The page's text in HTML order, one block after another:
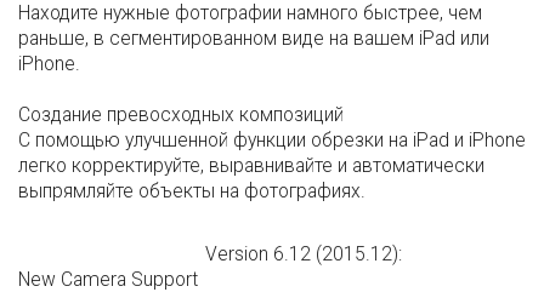
Находите нужные фотографии намного быстрее, чем
раньше, в сегментированном виде на вашем iPad или
iPhone.
Создание превосходных композиций
С помощью улучшенной функции обрезки на iPad и iPhone
легко корректируйте, выравнивайте и автоматически
выпрямляйте объекты на фотографиях.
Version 6.12 (2015.12):
New Camera Support